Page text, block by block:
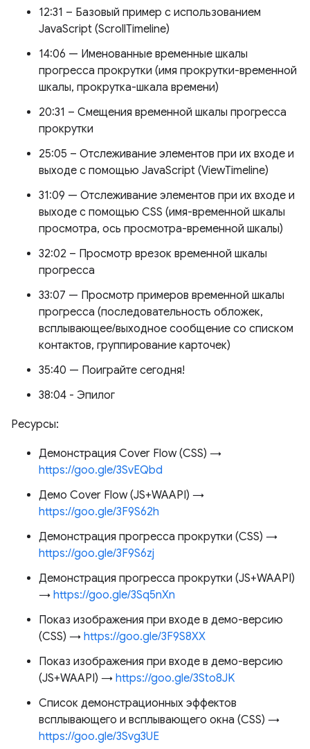
12:31 – Базовый пример с использованием
JavaScript (ScrollTimeline)
14:06 — Именованные временные шкалы
прогресса прокрутки (имя прокрутки-временной
шкалы, прокрутка-шкала времени)
20:31 – Смещения временной шкалы прогресса
прокрутки
25:05 – Отслеживание элементов при их входе и
выходе с помощью JavaScript (ViewTimeline)
31:09 — Отслеживание элементов при их входе и
выходе с помощью CSS (имя-временной шкалы
просмотра, ось просмотра-временной шкалы)
32:02 – Просмотр врезок временной шкалы
прогресса
33:07 — Просмотр примеров временной шкалы
прогресса (последовательность обложек,
всплывающее/выходное сообщение со списком
контактов, группирование карточек)
35:40 — Поиграйте сегодня!
38:04 - Эпилог
Ресурсы:
Демонстрация Cover Flow (CSS) →
https://goo.gle/3SvEQbd
Демо Cover Flow (JS+WAAPI) →
https://goo.gle/3F9S62h
Демонстрация прогресса прокрутки (CSS) →
https://goo.gle/3F9S6zj
Демонстрация прогресса прокрутки (JS+WAAPI)
→ https://goo.gle/3Sq5nXn
Показ изображения при входе в демо-версию
(CSS) → https://goo.gle/3F9S8XX
Показ изображения при входе в демо-версию
(JS+WAAPI) → https://goo.gle/3Sto8JK
Список демонстрационных эффектов
всплывающего и всплывающего окна (CSS) →
https://goo.gle/3Svg3UE